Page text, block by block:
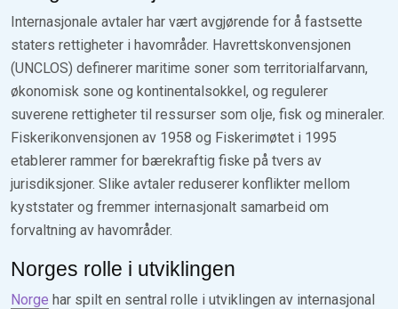
Internasjonale avtaler har vært avgjørende for å fastsette
staters rettigheter i havområder. Havrettskonvensjonen
(UNCLOS) definerer maritime soner som territorialfarvann,
økonomisk sone og kontinentalsokkel, og regulerer
suverene rettigheter til ressurser som olje, fisk og mineraler.
Fiskerikonvensjonen av 1958 og Fiskerimøtet i 1995
etablerer rammer for bærekraftig fiske på tvers av
jurisdiksjoner. Slike avtaler reduserer konflikter mellom
kyststater og fremmer internasjonalt samarbeid om
forvaltning av havområder.
Norges rolle i utviklingen
Norge har spilt en sentral rolle i utviklingen av internasjonal